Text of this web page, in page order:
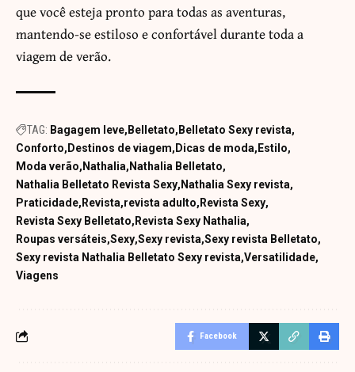
que você esteja pronto para todas as aventuras,
mantendo-se estiloso e confortável durante toda a
viagem de verão.
TAG: Bagagem leve Belletato Belletato Sexy revista
Conforto Destinos de viagem Dicas de moda Estilo
Moda verão Nathalia Nathalia Belletato
Nathalia Belletato Revista Sexy Nathalia Sexy revista
Praticidade Revista revista adulto Revista Sexy
Revista Sexy Belletato Revista Sexy Nathalia
Roupas versáteis Sexy Sexy revista Sexy revista Belletato
Sexy revista Nathalia Belletato Sexy revista Versatilidade
Viagens
Facebook